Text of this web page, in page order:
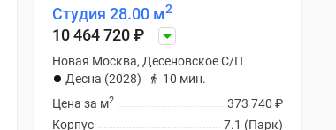
Студия 28.00 м2
10 464 720₽
Новая Москва, Десеновское С/П
Десна (2028)
10 мин.
373 740 ₽
Цена за м2
7.1 (Парк)
Корпус